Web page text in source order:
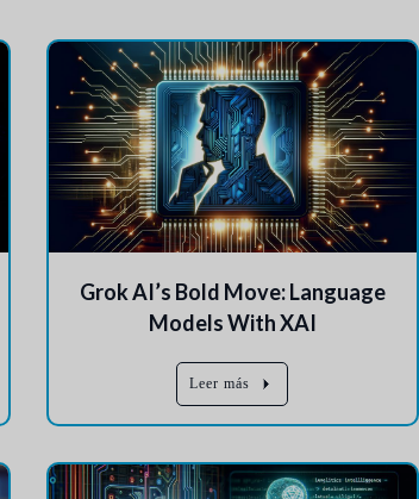
Grok AI’s Bold Move: Language
Models With XAI
Leer más